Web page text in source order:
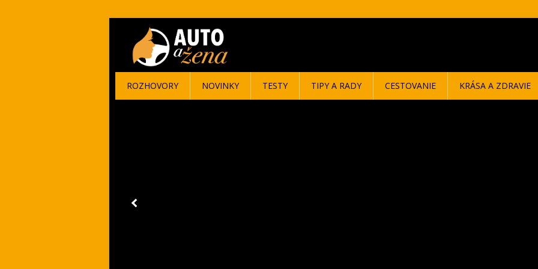
ROZHOVORY NOVINKY TESTY TIPY A RADY CESTOVANIE KRÁSA A ZDRAVIE